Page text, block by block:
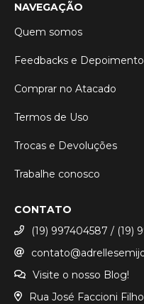
NAVEGAÇÃO
Quem somos
Feedbacks e
Comprar no Atacado
Termos de Uso
Trocas e Devoluções
Trabalhe conosco
CONTATO
(19) 997404587 / (19)
Visite o nosso Blog!
Rua José Faccioni